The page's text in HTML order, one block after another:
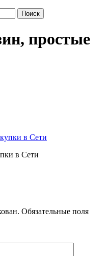
простые
в Сети
Обязательные поля